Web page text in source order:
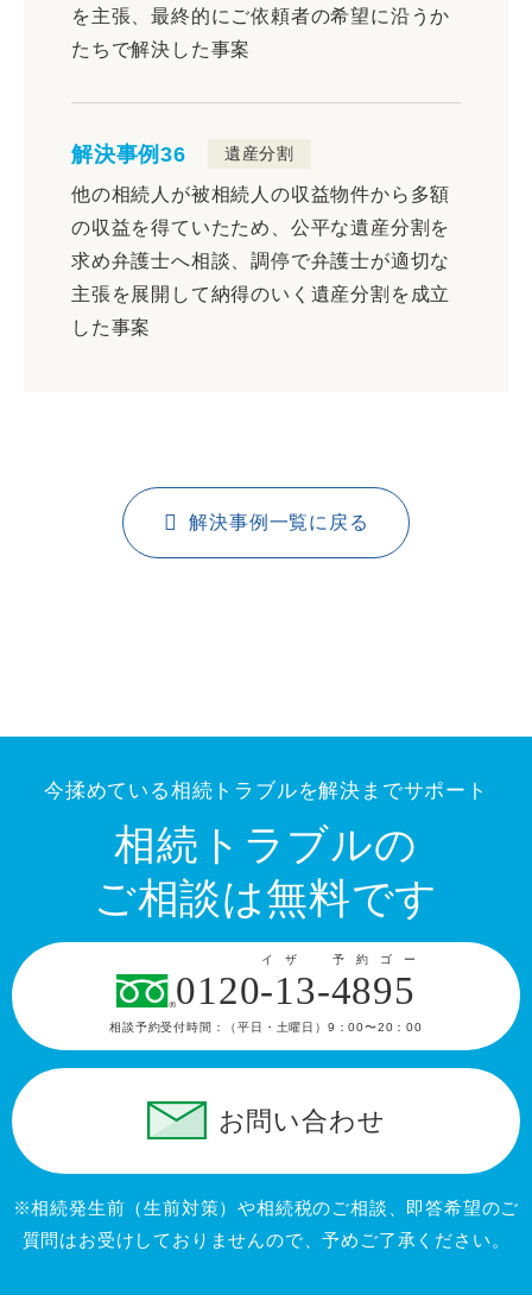
を主張、最終的にご依頼者の希望に沿うか
たちで解決した事案
解決事例36 遺産分割
他の相続人が被相続人の収益物件から多額
の収益を得ていたため、公平な遺産分割を
求め弁護士へ相談、調停で弁護士が適切な
主張を展開して納得のいく遺産分割を成立
した事案
解決事例一覧に戻る
今揉めている相続トラブルを解決までサポート
相続トラブルの
ご相談は無料です
0120-13-4895
イザ 予約ゴー
相談予約受付時間： （平日・土曜日）9：00〜20：00
お問い合わせ
※相続発生前（生前対策）や相続税のご相談、即答希望のご
質問はお受けしておりませんので、予めご了承ください。